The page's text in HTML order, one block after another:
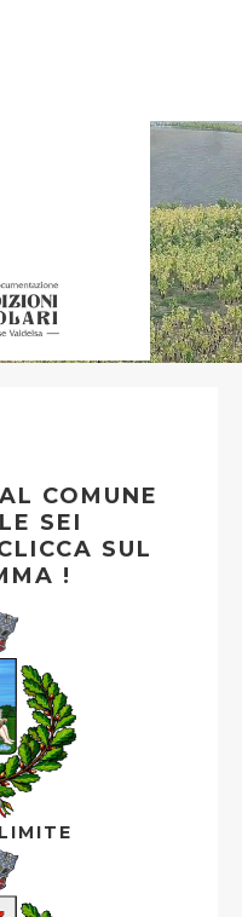
COMUNE
SEI
SUL
!